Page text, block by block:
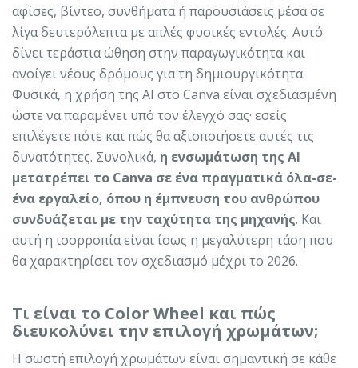
αφίσες, βίντεο, συνθήματα ή παρουσιάσεις μέσα σε
λίγα δευτερόλεπτα με απλές φυσικές εντολές. Αυτό
δίνει τεράστια ώθηση στην παραγωγικότητα και
ανοίγει νέους δρόμους για τη δημιουργικότητα.
Φυσικά, η χρήση της AI στο Canva είναι σχεδιασμένη
ώστε να παραμένει υπό τον έλεγχό σας· εσείς
επιλέγετε πότε και πώς θα αξιοποιήσετε αυτές τις
δυνατότητες. Συνολικά, η ενσωμάτωση της AI
μετατρέπει το Canva σε ένα πραγματικά όλα-σε-
ένα εργαλείο, όπου η έμπνευση του ανθρώπου
συνδυάζεται με την ταχύτητα της μηχανής. Και
αυτή η ισορροπία είναι ίσως η μεγαλύτερη τάση που
θα χαρακτηρίσει τον σχεδιασμό μέχρι το 2026.
Τι είναι το Color Wheel και πώς
διευκολύνει την επιλογή χρωμάτων;
Η σωστή επιλογή χρωμάτων είναι σημαντική σε κάθε